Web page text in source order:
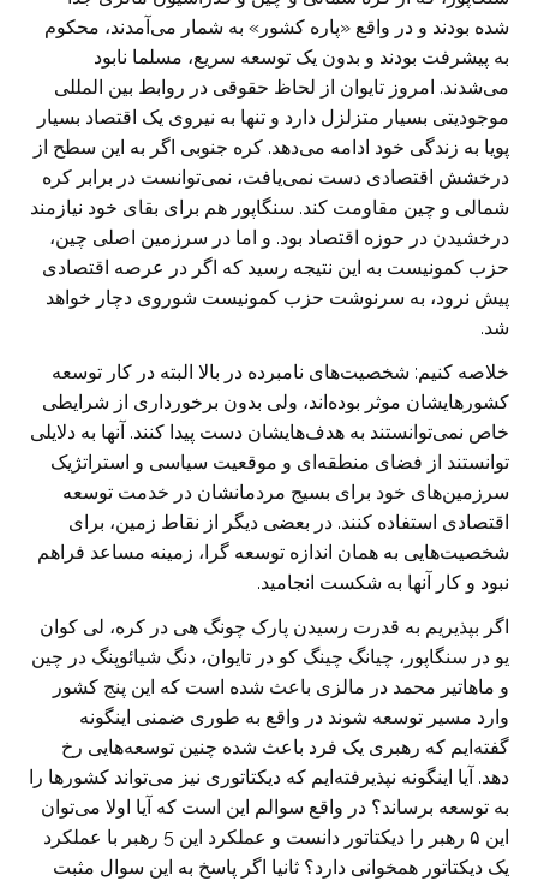
شده بودند و در واقع «پاره کشور» به شمار می‌آمدند، محکوم
به پیشرفت بودند و بدون یک توسعه سریع، مسلما نابود
می‌شدند. امروز تایوان از لحاظ حقوقی در روابط بین المللی
موجودیتی بسیار متزلزل دارد و تنها به نیروی یک اقتصاد بسیار
پویا به زندگی خود ادامه می‌دهد. کره جنوبی اگر به این سطح از
درخشش اقتصادی دست نمی‌یافت، نمی‌توانست در برابر کره
شمالی و چین مقاومت کند. سنگاپور هم برای بقای خود نیازمند
درخشیدن در حوزه اقتصاد بود. و اما در سرزمین اصلی چین،
حزب کمونیست به این نتیجه رسید که اگر در عرصه اقتصادی
پیش نرود، به سرنوشت حزب کمونیست شوروی دچار خواهد
شد.
خلاصه کنیم: شخصیت‌های نامبرده در بالا البته در کار توسعه
کشور‌هایشان موثر بوده‌اند، ولی بدون برخورداری از شرایطی
خاص نمی‌توانستند به هدف‌هایشان دست پیدا کنند. آنها به دلایلی
توانستند از فضای منطقه‌ای و موقعیت سیاسی و استراتژیک
سرزمین‌های خود برای بسیج مردمانشان در خدمت توسعه
اقتصادی استفاده کنند. در بعضی دیگر از نقاط زمین، برای
شخصیت‌هایی به همان اندازه توسعه گرا، زمینه مساعد فراهم
نبود و کار آنها به شکست انجامید.
اگر بپذیریم به قدرت رسیدن پارک چونگ هی در کره، لی کوان
یو در سنگاپور، چیانگ چینگ کو در تایوان، دنگ شیائوپنگ در چین
و ماهاتیر محمد در مالزی باعث شده است که این پنج کشور
وارد مسیر توسعه شوند در واقع به طوری ضمنی اینگونه
گفته‌ایم که رهبری یک فرد باعث شده چنین توسعه‌هایی رخ
دهد. آیا اینگونه نپذیرفته‌ایم که دیکتاتوری نیز می‌تواند کشورها را
به توسعه برساند؟ در واقع سوالم این است که آیا اولا می‌توان
این ۵ رهبر را دیکتاتور دانست و عملکرد این 5 رهبر با عملکرد
یک دیکتاتور همخوانی دارد؟ ثانیا اگر پاسخ به این سوال مثبت